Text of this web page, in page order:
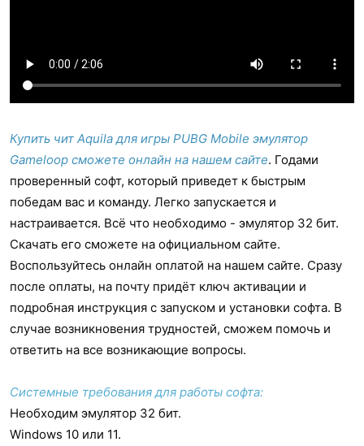
Купить чит Aquila для игры PUBG Mobile эмулятор
Gameloop сможете онлайн на нашем сайте. Годами
проверенный софт, который приведет к быстрым
победам вас и команду. Легко запускается и
настраивается. Всё что необходимо - эмулятор 32 бит.
Скачать его сможете на официальном сайте.
Воспользуйтесь онлайн оплатой на нашем сайте. Сразу
после оплаты, на почту придёт ключ активации и
подробная инструкция с запуском и установки софта. В
случае возникновения трудностей, сможем помочь и
ответить на все возникающие вопросы.
Системные требования для работы софта:
Необходим эмулятор 32 бит.
Windows 10 или 11.